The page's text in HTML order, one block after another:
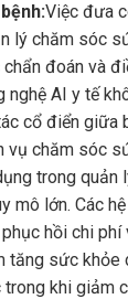
Việc đưa
lý chăm sóc
đoán và
nghệ AI y tế
cổ điển giữa
vụ chăm sóc
trong quản
mô lớn. Các
hồi chi phí
tăng sức khỏe
khi giảm